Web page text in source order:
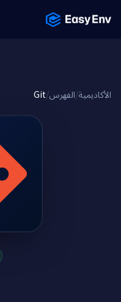
Menu
الأكاديمية/الفهرس/
Git